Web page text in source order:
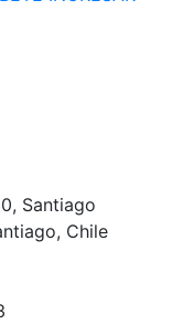
Santiago
Chile